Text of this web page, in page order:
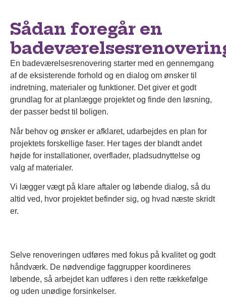
Sådan foregår en
En badeværelsesrenovering starter med en gennemgang
af de eksisterende forhold og en dialog om ønsker til
indretning, materialer og funktioner. Det giver et godt
grundlag for at planlægge projektet og finde den løsning,
der passer bedst til boligen.
Når behov og ønsker er afklaret, udarbejdes en plan for
projektets forskellige faser. Her tages der blandt andet
højde for installationer, overflader, pladsudnyttelse og
valg af materialer.
Vi lægger vægt på klare aftaler og løbende dialog, så du
altid ved, hvor projektet befinder sig, og hvad næste skridt
er.
Selve renoveringen udføres med fokus på kvalitet og godt
håndværk. De nødvendige faggrupper koordineres
løbende, så arbejdet kan udføres i den rette rækkefølge
og uden unødige forsinkelser.